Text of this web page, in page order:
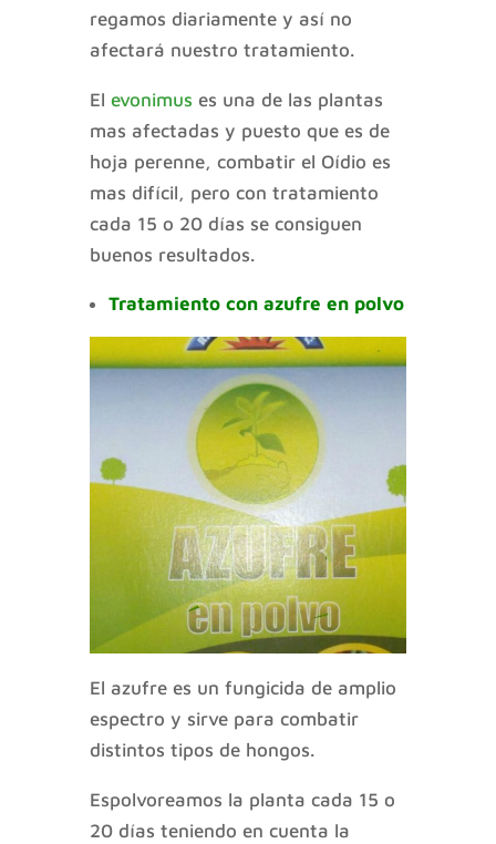
regamos diariamente y así no
afectará nuestro tratamiento.
El evonimus es una de las plantas
mas afectadas y puesto que es de
hoja perenne, combatir el Oídio es
mas difícil, pero con tratamiento
cada 15 o 20 días se consiguen
buenos resultados.
Tratamiento con azufre en polvo
El azufre es un fungicida de amplio
espectro y sirve para combatir
distintos tipos de hongos.
Espolvoreamos la planta cada 15 o
20 días teniendo en cuenta la